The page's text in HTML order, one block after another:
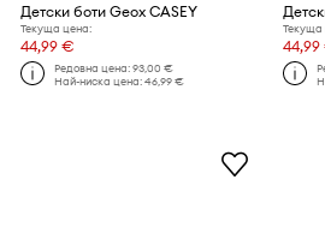
Детски боти Geox CASEY
Текуща цена:
44,99 €
Редовна цена:93,00 €
Най-ниска цена:46,99 €
Текуща